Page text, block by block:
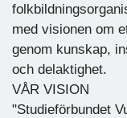
med visionen om
genom kunskap,
och delaktighet.
VÅR VISION
"Studieförbundet